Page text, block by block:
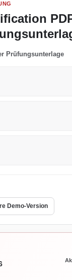
Prüfungsunterlage
Demo-Version